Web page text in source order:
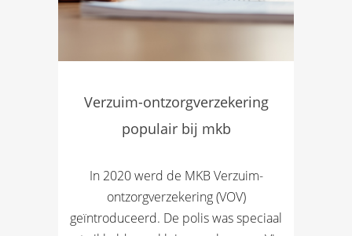
Verzuim-ontzorgverzekering
populair bij mkb
In 2020 werd de MKB Verzuim-
ontzorgverzekering (VOV)
geïntroduceerd. De polis was speciaal